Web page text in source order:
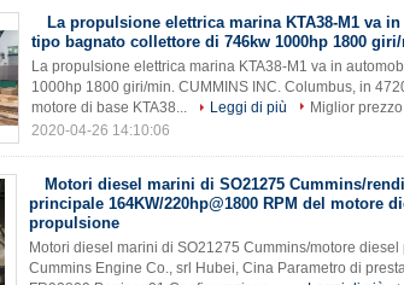
La propulsione elettrica marina KTA38-M1 va
tipo bagnato collettore di 746kw 1000hp 1800
La propulsione elettrica marina KTA38-M1 va in
1000hp 1800 giri/min. CUMMINS INC. Columbus, in
motore di base KTA38...
Leggi di più
Miglior prezzo
2020-04-26 14:10:06
Motori diesel marini di SO21275 Cummins/
principale 164KW/220hp@1800 RPM del motore
propulsione
Motori diesel marini di SO21275 Cummins/motore
Cummins Engine Co., srl Hubei, Cina Parametro di